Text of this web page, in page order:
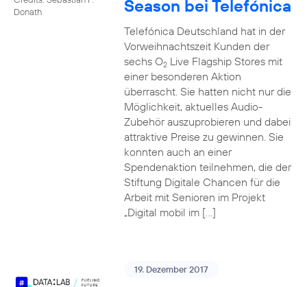
Donath
Season bei Telefónica
Telefónica Deutschland hat in der
Vorweihnachtszeit Kunden der
sechs O2Live Flagship Stores mit
einer besonderen Aktion
überrascht. Sie hatten nicht nur die
Möglichkeit, aktuelles Audio-
Zubehör auszuprobieren und dabei
attraktive Preise zu gewinnen. Sie
konnten auch an einer
Spendenaktion teilnehmen, die der
Stiftung Digitale Chancen für die
Arbeit mit Senioren im Projekt
„Digital mobil im […]
19. Dezember 2017